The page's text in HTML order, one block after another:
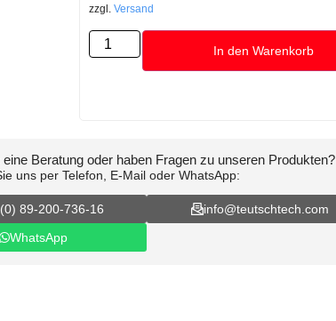
zzgl. Versand
In den Warenkorb
eine Beratung oder haben Fragen zu unseren Produkten?
uns per Telefon, E-Mail oder WhatsApp:
89-200-736-16
info@teutschtech.com
WhatsApp